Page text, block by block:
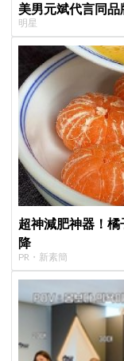
美男元斌代言同品
明星
超神減肥神器！
降
PR・新素簡